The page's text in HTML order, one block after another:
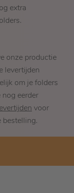
extra
onze productie
levertijden
om je folders
eerder
voor
bestelling.